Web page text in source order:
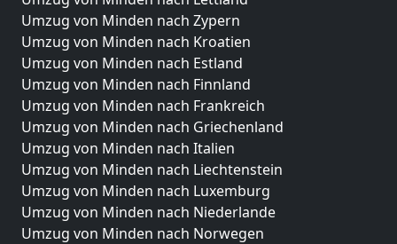
Umzug von Minden nach Zypern
Umzug von Minden nach Kroatien
Umzug von Minden nach Estland
Umzug von Minden nach Finnland
Umzug von Minden nach Frankreich
Umzug von Minden nach Griechenland
Umzug von Minden nach Italien
Umzug von Minden nach Liechtenstein
Umzug von Minden nach Luxemburg
Umzug von Minden nach Niederlande
Umzug von Minden nach Norwegen